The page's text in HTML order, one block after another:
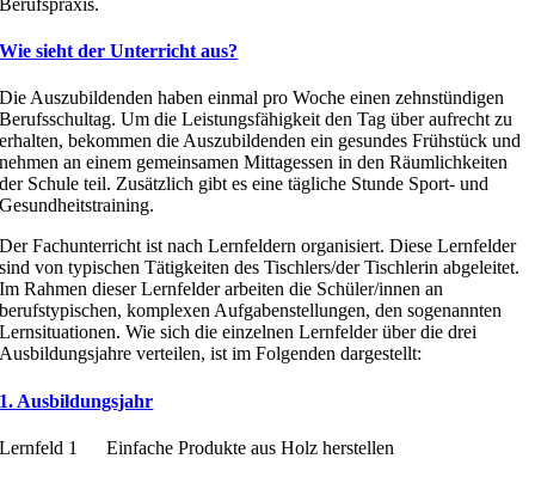
Berufspraxis.
Wie sieht der Unterricht aus?
Die Auszubildenden haben einmal pro Woche einen zehnstündigen
Berufsschultag. Um die Leistungsfähigkeit den Tag über aufrecht zu
erhalten, bekommen die Auszubildenden ein gesundes Frühstück und
nehmen an einem gemeinsamen Mittagessen in den Räumlichkeiten
der Schule teil. Zusätzlich gibt es eine tägliche Stunde Sport- und
Gesundheitstraining.
Der Fachunterricht ist nach Lernfeldern organisiert. Diese Lernfelder
sind von typischen Tätigkeiten des Tischlers/der Tischlerin abgeleitet.
Im Rahmen dieser Lernfelder arbeiten die Schüler/innen an
berufstypischen, komplexen Aufgabenstellungen, den sogenannten
Lernsituationen. Wie sich die einzelnen Lernfelder über die drei
Ausbildungsjahre verteilen, ist im Folgenden dargestellt:
1. Ausbildungsjahr
Lernfeld 1 Einfache Produkte aus Holz herstellen